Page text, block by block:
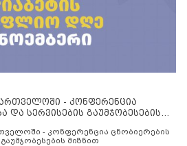
- კონფერენცია
და სერვისების გაუმჯობესების
- კონფერენცია ცნობიერების
მიზნით